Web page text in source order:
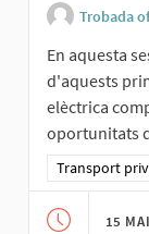
Trobada
En aquesta
d'aquests
elèctrica
oportunitats
Resultats al
Transport
15